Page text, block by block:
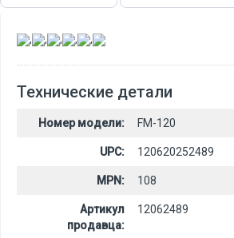
, , , , ,
Технические детали
Номер модели: FM-120
UPC: 120620252489
MPN: 108
Артикул
продавца:
12062489